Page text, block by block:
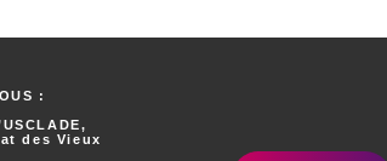
:
des Vieux